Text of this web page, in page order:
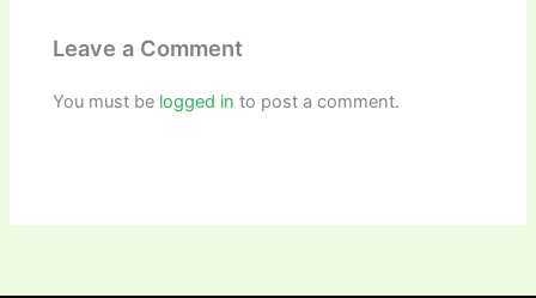
Leave a Comment
You must be logged in to post a comment.